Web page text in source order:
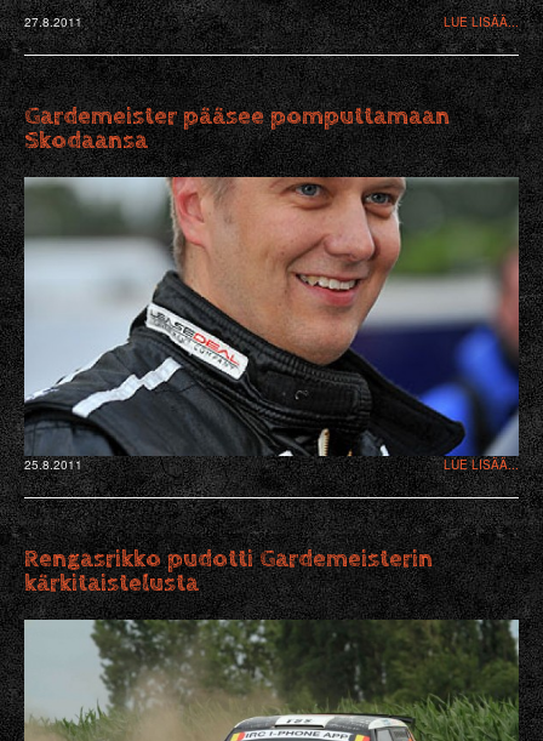
27.8.2011 LUE LISÄÄ...
Gardemeister pääsee pomputtamaan
Skodaansa
25.8.2011 LUE LISÄÄ...
Rengasrikko pudotti Gardemeisterin
kärkitaistelusta